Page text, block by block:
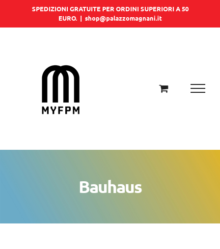
SPEDIZIONI GRATUITE PER ORDINI SUPERIORI A 50
EURO. | shop@palazzomagnani.it
Bauhaus